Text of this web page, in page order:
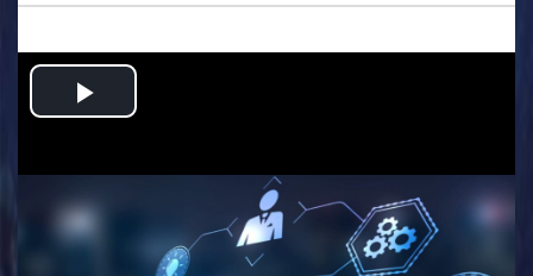
Play
Video